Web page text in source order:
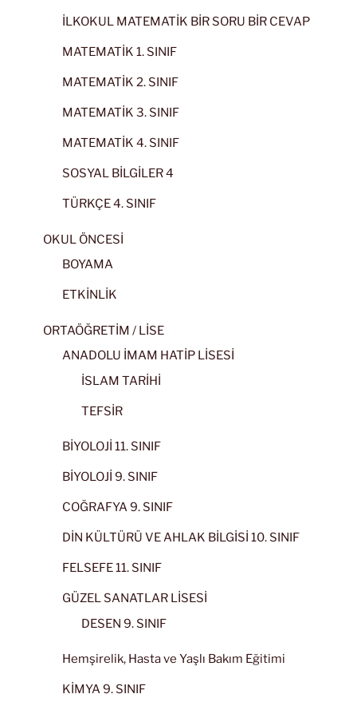
İLKOKUL MATEMATİK BİR SORU BİR CEVAP
MATEMATİK 1. SINIF
MATEMATİK 2. SINIF
MATEMATİK 3. SINIF
MATEMATİK 4. SINIF
SOSYAL BİLGİLER 4
TÜRKÇE 4. SINIF
OKUL ÖNCESİ
BOYAMA
ETKİNLİK
ORTAÖĞRETİM / LİSE
ANADOLU İMAM HATİP LİSESİ
İSLAM TARİHİ
TEFSİR
BİYOLOJİ 11. SINIF
BİYOLOJİ 9. SINIF
COĞRAFYA 9. SINIF
DİN KÜLTÜRÜ VE AHLAK BİLGİSİ 10. SINIF
FELSEFE 11. SINIF
GÜZEL SANATLAR LİSESİ
DESEN 9. SINIF
Hemşirelik, Hasta ve Yaşlı Bakım Eğitimi
KİMYA 9. SINIF